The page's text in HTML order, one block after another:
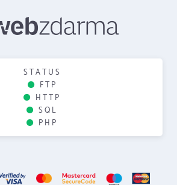
STATUS
FTP
HTTP
SQL
PHP